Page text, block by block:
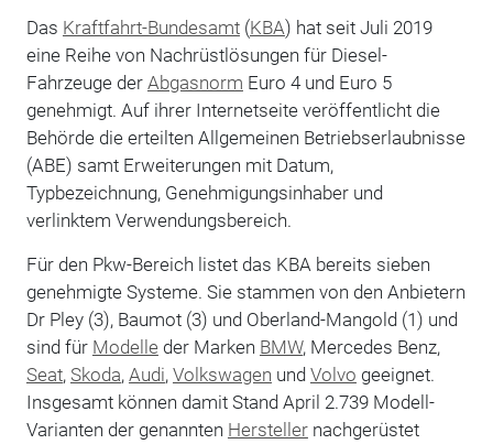
Das Kraftfahrt-Bundesamt(KBA) hat seit Juli 2019
eine Reihe von Nachrüstlösungen für Diesel-
Fahrzeuge der Abgasnorm Euro 4 und Euro 5
genehmigt. Auf ihrer Internetseite veröffentlicht die
Behörde die erteilten Allgemeinen Betriebserlaubnisse
(ABE) samt Erweiterungen mit Datum,
Typbezeichnung, Genehmigungsinhaber und
verlinktem Verwendungsbereich.
Für den Pkw-Bereich listet das KBA bereits sieben
genehmigte Systeme. Sie stammen von den Anbietern
Dr Pley (3), Baumot (3) und Oberland-Mangold (1) und
sind für Modelle der Marken BMW, Mercedes Benz,
Seat, Skoda, Audi, Volkswagen und Volvo geeignet.
Insgesamt können damit Stand April 2.739 Modell-
Varianten der genannten Herstellernachgerüstet